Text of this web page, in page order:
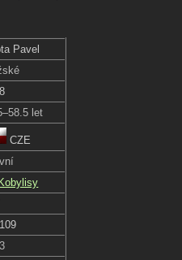
Pavel
let
CZE